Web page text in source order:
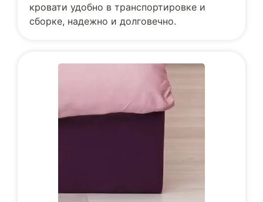
кровати удобно в транспортировке и
сборке, надежно и долговечно.